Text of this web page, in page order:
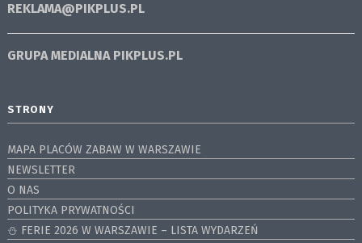
REKLAMA@PIKPLUS.PL
GRUPA MEDIALNA PIKPLUS.PL
STRONY
MAPA PLACÓW ZABAW W WARSZAWIE
NEWSLETTER
O NAS
POLITYKA PRYWATNOŚCI
⛄️ FERIE 2026 W WARSZAWIE – LISTA WYDARZEŃ